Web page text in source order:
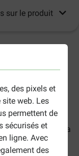
des pixels et
web. Les
permettent de
sécurisés et
ligne. Avec
des
sur le produit
indication contraire.
Nutrition au
les grandes
Les croquettes
et contribuent à la